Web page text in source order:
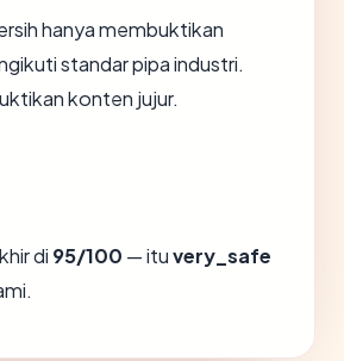
hanya membuktikan
standar pipa industri.
konten jujur.
di 95/100 — ituvery_safe